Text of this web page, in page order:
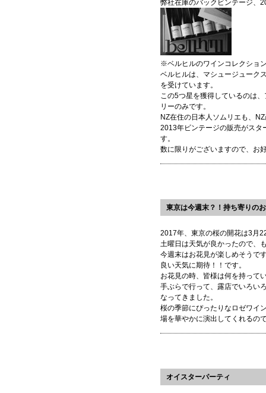
弊社在庫のバックビンテージ、
※ベルヒルのワインコレクショ
ベルヒルは、マシュージューク
を受けています。
この5つ星を獲得しているのは
リーのみです。
NZ在住の日本人ソムリエも、
2013年ビンテージの販売がスタ
す。
数に限りがございますので、お
東京は今週末？！持ち寄りの
2017年、東京の桜の開花は3月
土曜日は天気が良かったので、
今週末はお花見が楽しめそうで
良い天気に期待！！です。
お花見の時、皆様は何を持って
手ぶらで行って、露店でいろい
なってきました。
桜の季節にぴったりなロゼワイ
場を華やかに演出してくれるの
オイスターパーティ